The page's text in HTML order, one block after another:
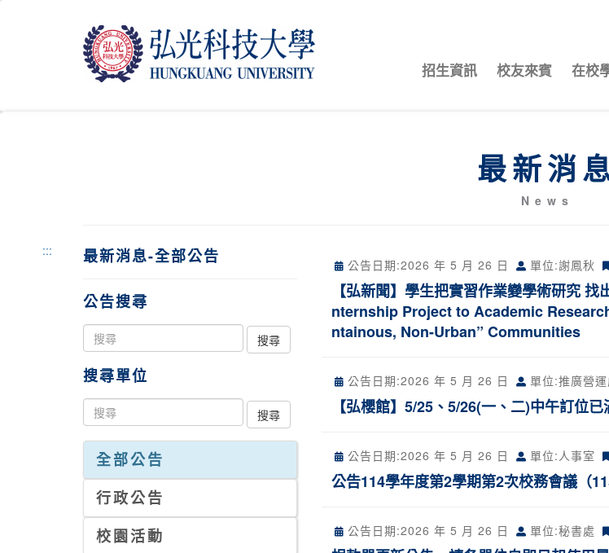
招生資訊 校友來賓 在校
最新消
News
::: 最新消息-全部公告
公告搜尋
搜尋單位
全部公告
行政公告
校園活動
公告日期:2026 年 5 月 26 日 單位:謝鳳秋
【弘新聞】學生把實習作業變學術研究
nternship Project to Academic
ntainous, Non-Urban” Communities
公告日期:2026 年 5 月 26 日 單位:推廣營
【弘櫻館】5/25、5/26(一、二)中午訂位
公告日期:2026 年 5 月 26 日 單位:人事室
公告114學年度第2學期第2次校務會議（
公告日期:2026 年 5 月 26 日 單位:秘書處